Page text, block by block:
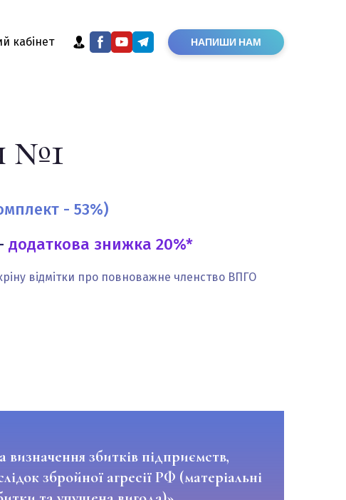
кабінет НАПИШИ НАМ
№1
- 53%)
додаткова знижка 20%*
відмітки про повноважне членство ВПГО
визначення збитків підприємств,
збройної агресії РФ (матеріальні